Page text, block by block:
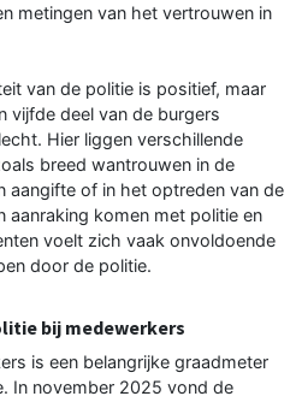
metingen van het vertrouwen in
van de politie is positief, maar
vijfde deel van de burgers
Hier liggen verschillende
breed wantrouwen in de
aangifte of in het optreden van de
aanraking komen met politie en
voelt zich vaak onvoldoende
door de politie.
bij medewerkers
is een belangrijke graadmeter
In november 2025 vond de